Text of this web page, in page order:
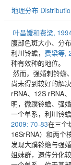
地理分布
叶昌媛和费梁,
腹部色斑大小、分
利川铃蟾， 费梁等,
种有效种的地位。
然而，强婚刺铃蟾
尚未得到较好的解
rRNA、12S rRNA、
明，微蹼铃蟾、强
一个单系，利川铃
2009: 70-83在三个
16SrRNA）和两个
发现大蹼铃蟾与强
姐妹群，遗传分化